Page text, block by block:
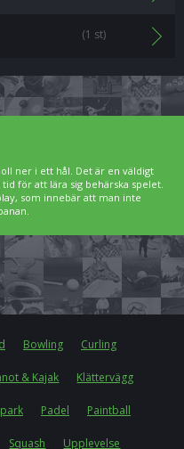
(1 st)
ner i ett hål. Det är en väldigt
för att lära sig behärska spelet.
som innebär att man inte
Bowling Curling
& Kajak Klättervägg
Padel Paintball
Squash Upplevelse